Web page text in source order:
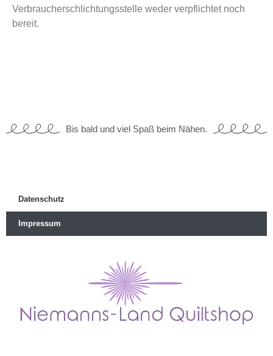
Verbraucherschlichtungsstelle weder verpflichtet noch
bereit.
Bis bald und viel Spaß beim Nähen.
Datenschutz
Impressum